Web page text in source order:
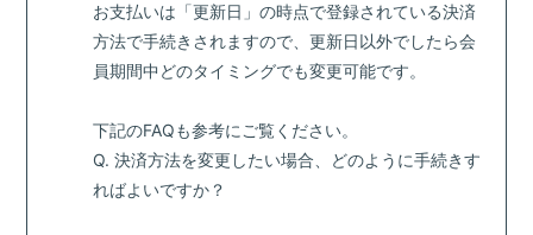
会員登録 ログイン
お支払いは「更新日」の時点で登録されている決済
方法で手続きされますので、更新日以外でしたら会
員期間中どのタイミングでも変更可能です。
下記のFAQも参考にご覧ください。
Q. 決済方法を変更したい場合、どのように手続きす
ればよいですか？